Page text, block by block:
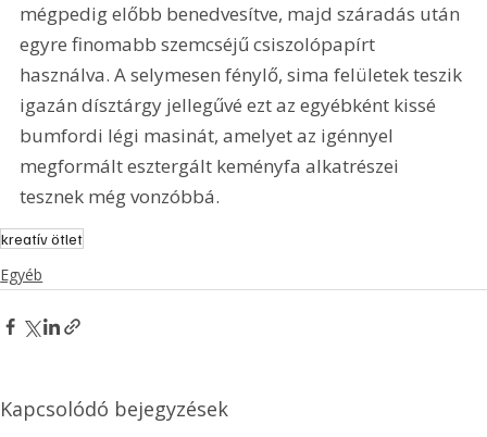
mégpedig előbb benedvesítve, majd száradás után
egyre finomabb szemcséjű csiszolópapírt
használva. A selymesen fénylő, sima felületek teszik
igazán dísztárgy jellegűvé ezt az egyébként kissé
bumfordi légi masinát, amelyet az igénnyel
megformált esztergált keményfa alkatrészei
tesznek még vonzóbbá.
kreatív ötlet
Egyéb
Kapcsolódó bejegyzések